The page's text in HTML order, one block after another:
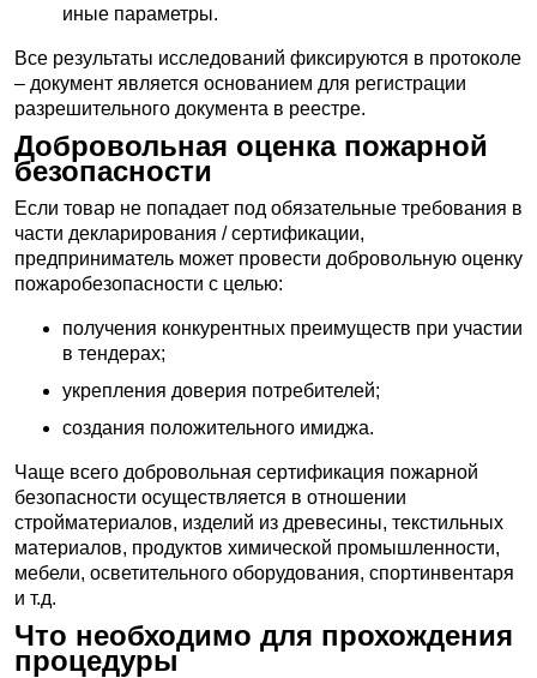
иные параметры.
Все результаты исследований фиксируются в протоколе
– документ является основанием для регистрации
разрешительного документа в реестре.
Добровольная оценка пожарной
безопасности
Если товар не попадает под обязательные требования в
части декларирования / сертификации,
предприниматель может провести добровольную оценку
пожаробезопасности с целью:
получения конкурентных преимуществ при участии
в тендерах;
укрепления доверия потребителей;
создания положительного имиджа.
Чаще всего добровольная сертификация пожарной
безопасности осуществляется в отношении
стройматериалов, изделий из древесины, текстильных
материалов, продуктов химической промышленности,
мебели, осветительного оборудования, спортинвентаря
и т.д.
Что необходимо для прохождения
процедуры